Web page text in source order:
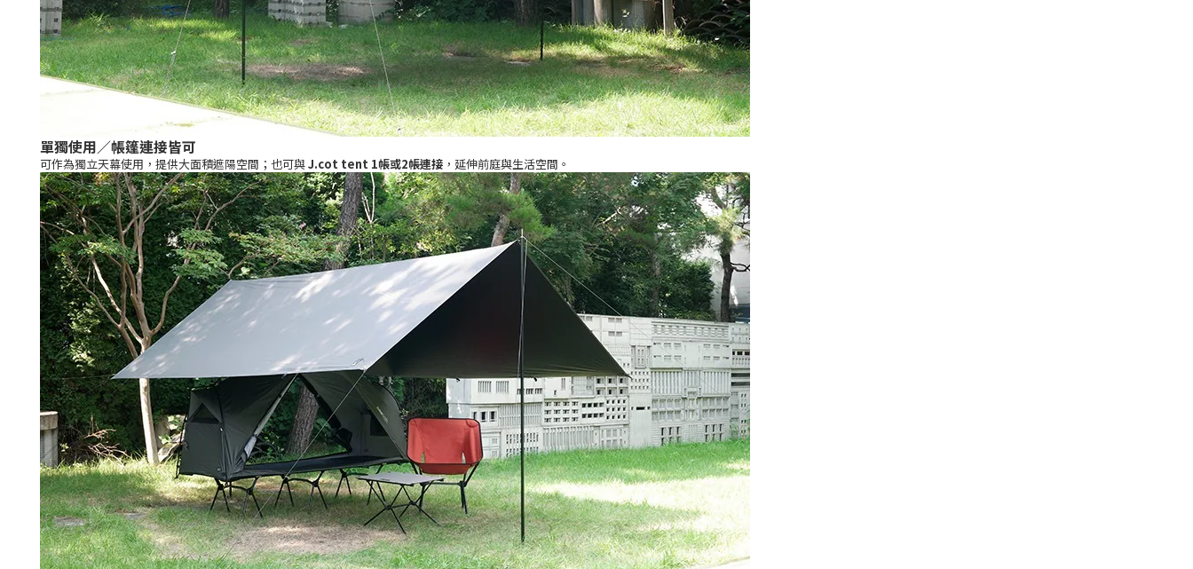
單獨使用／帳篷連接皆可
可作為獨立天幕使用，提供大面積遮陽空間；也可與J.cot tent 1帳或2帳連接 ，延伸前庭與生活空間。